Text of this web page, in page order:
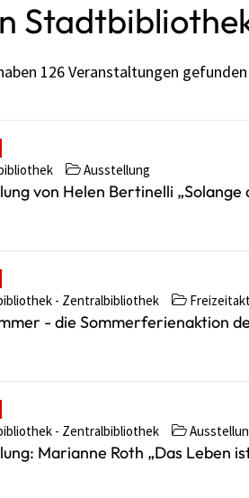
126 Veranstaltungen gefunden
Ausstellung
von Helen Bertinelli „Solange
- Zentralbibliothek
- die Sommerferienaktion
- Zentralbibliothek
Marianne Roth „Das Leben